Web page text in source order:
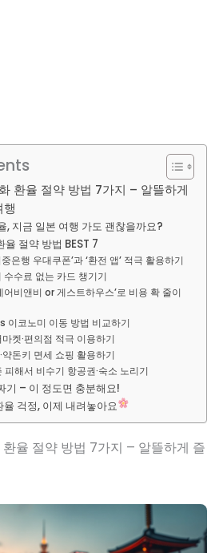
환율 절약 방법 7가지 – 알뜰하게
, 지금 일본 여행 가도 괜찮을까요?
율 절약 방법 BEST 7
은행 우대쿠폰’과 ‘환전 앱’ 적극 활용하기
수료 없는 카드 챙기기
비앤비 or 게스트하우스’로 비용 확 줄이
이코노미 이동 방법 비교하기
켓·편의점 적극 이용하기
돈키 면세 쇼핑 활용하기
해서 비수기 항공권·숙소 노리기
기 – 이 정도면 충분해요!
걱정, 이제 내려놓아요
율 절약 방법 7가지 – 알뜰하게 즐